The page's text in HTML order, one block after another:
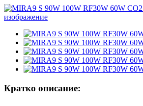
Кратко описание: